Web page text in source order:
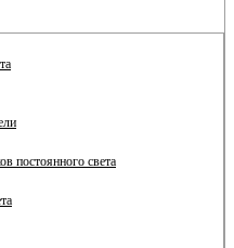
постоянного света